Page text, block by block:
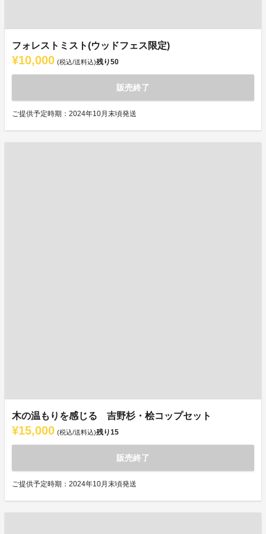
フォレストミスト(ウッドフェス限定)
¥10,000 (税込/送料込)残り50
販売終了
ご提供予定時期：2024年10月末頃発送
木の温もりを感じる 吉野杉・桧コップセット
¥15,000 (税込/送料込)残り15
販売終了
ご提供予定時期：2024年10月末頃発送